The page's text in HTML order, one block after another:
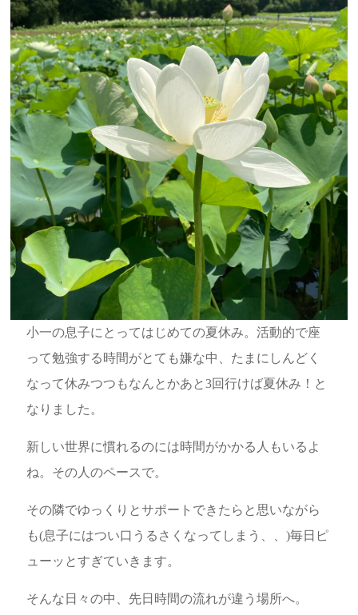
小一の息子にとってはじめての夏休み。活動的で座
って勉強する時間がとても嫌な中、たまにしんどく
なって休みつつもなんとかあと3回行けば夏休み！と
なりました。
新しい世界に慣れるのには時間がかかる人もいるよ
ね。その人のペースで。
その隣でゆっくりとサポートできたらと思いながら
も(息子にはつい口うるさくなってしまう、、)毎日ピ
ューッとすぎていきます。
そんな日々の中、先日時間の流れが違う場所へ。